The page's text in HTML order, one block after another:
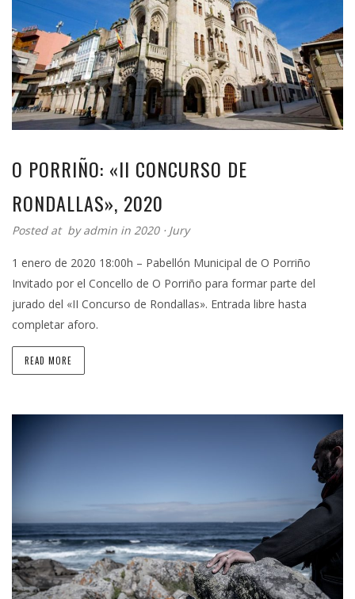
O PORRIÑO: «II CONCURSO DE
RONDALLAS», 2020
Posted at byadmin in 2020⋅ Jury
1 enero de 2020 18:00h – Pabellón Municipal de O Porriño
Invitado por el Concello de O Porriño para formar parte del
jurado del «II Concurso de Rondallas». Entrada libre hasta
completar aforo.
READ MORE